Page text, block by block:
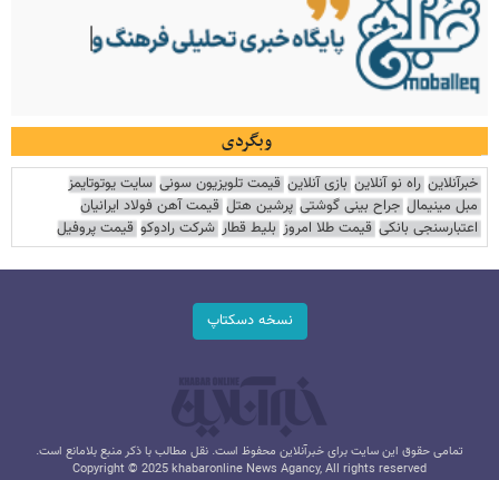
وبگردی
خبرآنلاین راه نو آنلاین بازی آنلاین قیمت تلویزیون سونی سایت یوتوتایمز
مبل مینیمال جراح بینی گوشتی پرشین هتل قیمت آهن فولاد ایرانیان
اعتبارسنجی بانکی قیمت طلا امروز بلیط قطار شرکت رادوکو قیمت پروفیل
نسخه دسکتاپ
تمامی حقوق این سایت برای خبرآنلاین محفوظ است. نقل مطالب با ذکر منبع بلامانع است.
Copyright © 2025 khabaronline News Agancy, All rights reserved